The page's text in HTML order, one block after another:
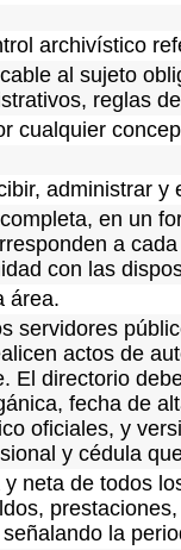
archivístico
al sujeto
reglas
cualquier
administrar y
en un
a
con las
área.
servidores
actos de
El directorio
fecha de
oficiales, y
y cédula
neta de todos
la